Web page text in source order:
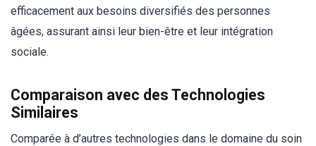
efficacement aux besoins diversifiés des personnes
âgées, assurant ainsi leur bien-être et leur intégration
sociale.
Comparaison avec des Technologies
Similaires
Comparée à d’autres technologies dans le domaine du soin